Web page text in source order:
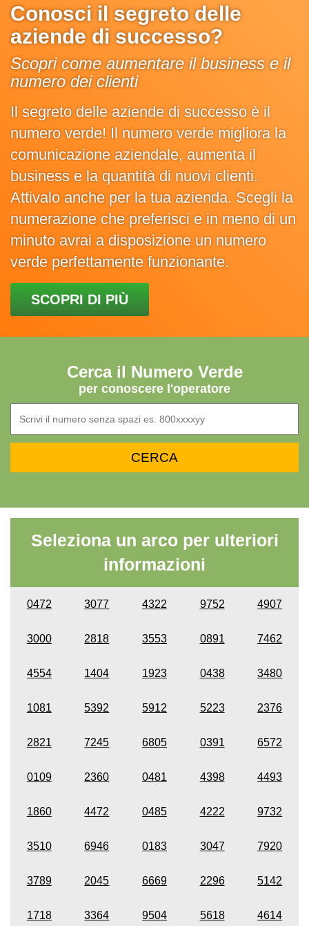
Conosci il segreto delle
aziende di successo?
Scopri come aumentare il business e il
numero dei clienti
Il segreto delle aziende di successo è il
numero verde! Il numero verde migliora la
comunicazione aziendale, aumenta il
business e la quantità di nuovi clienti.
Attivalo anche per la tua azienda. Scegli la
numerazione che preferisci e in meno di un
minuto avrai a disposizione un numero
verde perfettamente funzionante.
SCOPRI DI PIÙ
Cerca il Numero Verde
per conoscere l'operatore
Seleziona un arco per ulteriori
informazioni
0472 3077 4322 9752 4907
3000 2818 3553 0891 7462
4554 1404 1923 0438 3480
1081 5392 5912 5223 2376
2821 7245 6805 0391 6572
0109 2360 0481 4398 4493
1860 4472 0485 4222 9732
3510 6946 0183 3047 7920
3789 2045 6669 2296 5142
1718 3364 9504 5618 4614